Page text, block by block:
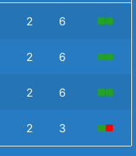
2 6
2 6
2 6
2 3